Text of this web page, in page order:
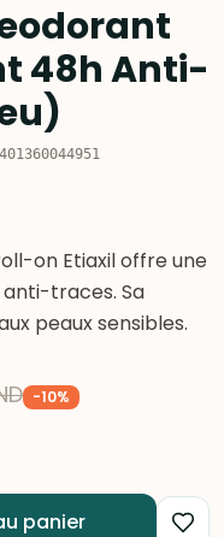
48h Anti-
on Etiaxil offre une
traces. Sa
peaux sensibles.
-10%
panier